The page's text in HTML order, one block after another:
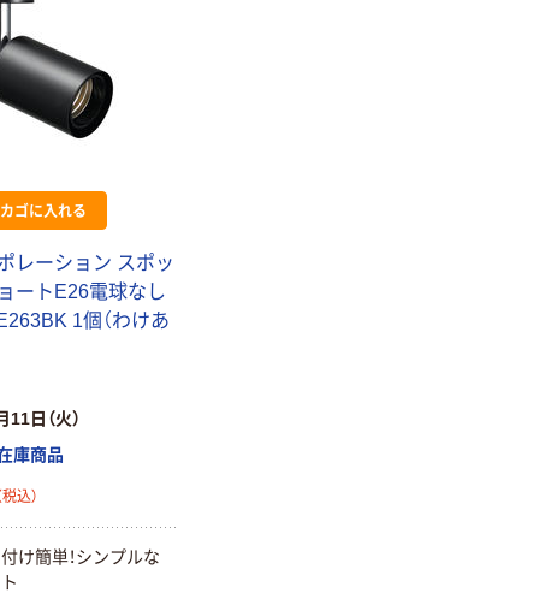
カゴに入れる
レーション スポッ
ートE26電球なし
1個（わけあ
11日（火）
庫商品
税込）
け簡単！シンプルな
富士フイルム
instax mini13